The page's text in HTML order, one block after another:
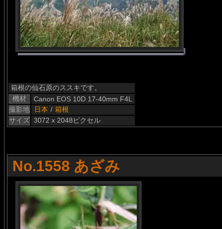
箱根の仙石原のススキです。
機材
Canon EOS 10D 17-40mm F4L
撮影地
日本 / 箱根
サイズ 3072 x 2048ピクセル
No.1558 あざみ